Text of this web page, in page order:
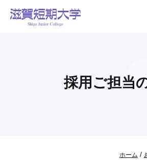
採用ご担当
ホーム /